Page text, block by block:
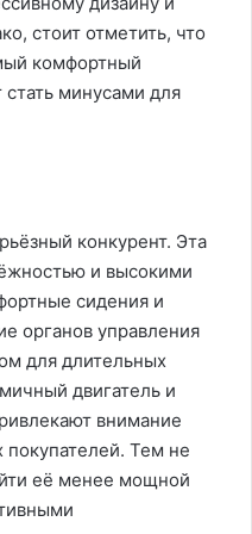
стоит отметить, что
комфортный
минусами для
конкурент. Эта
и высокими
сидения и
органов управления
для длительных
двигатель и
внимание
покупателей. Тем не
её менее мощной